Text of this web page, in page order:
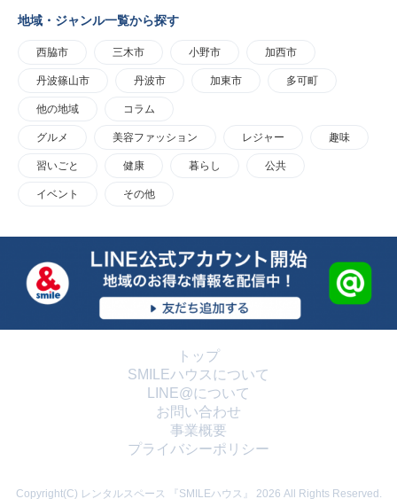
地域・ジャンル一覧から探す
西脇市 三木市 小野市 加西市
丹波篠山市 丹波市 加東市 多可町
他の地域 コラム
グルメ 美容ファッション レジャー 趣味
習いごと 健康 暮らし 公共
イベント その他
トップ
SMILEハウスについて
LINE@について
お問い合わせ
事業概要
プライバシーポリシー
Copyright(C) レンタルスペース 『SMILEハウス』 2026 All Rights Reserved.